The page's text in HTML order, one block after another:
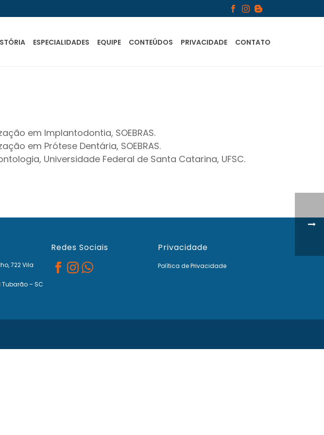
ESPECIALIDADES EQUIPE CONTEÚDOS PRIVACIDADE CONTATO
em Implantodontia, SOEBRAS.
em Prótese Dentária, SOEBRAS.
Universidade Federal de Santa Catarina, UFSC.
722 Vila
Tubarão – SC
Redes Sociais Privacidade
Política de Privacidade